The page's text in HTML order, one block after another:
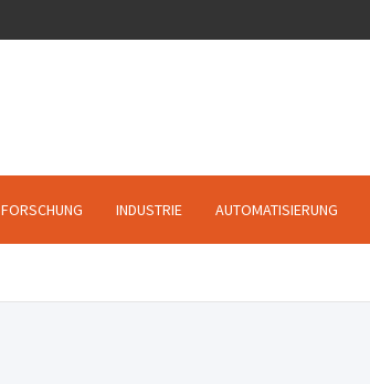
FORSCHUNG INDUSTRIE AUTOMATISIERUNG